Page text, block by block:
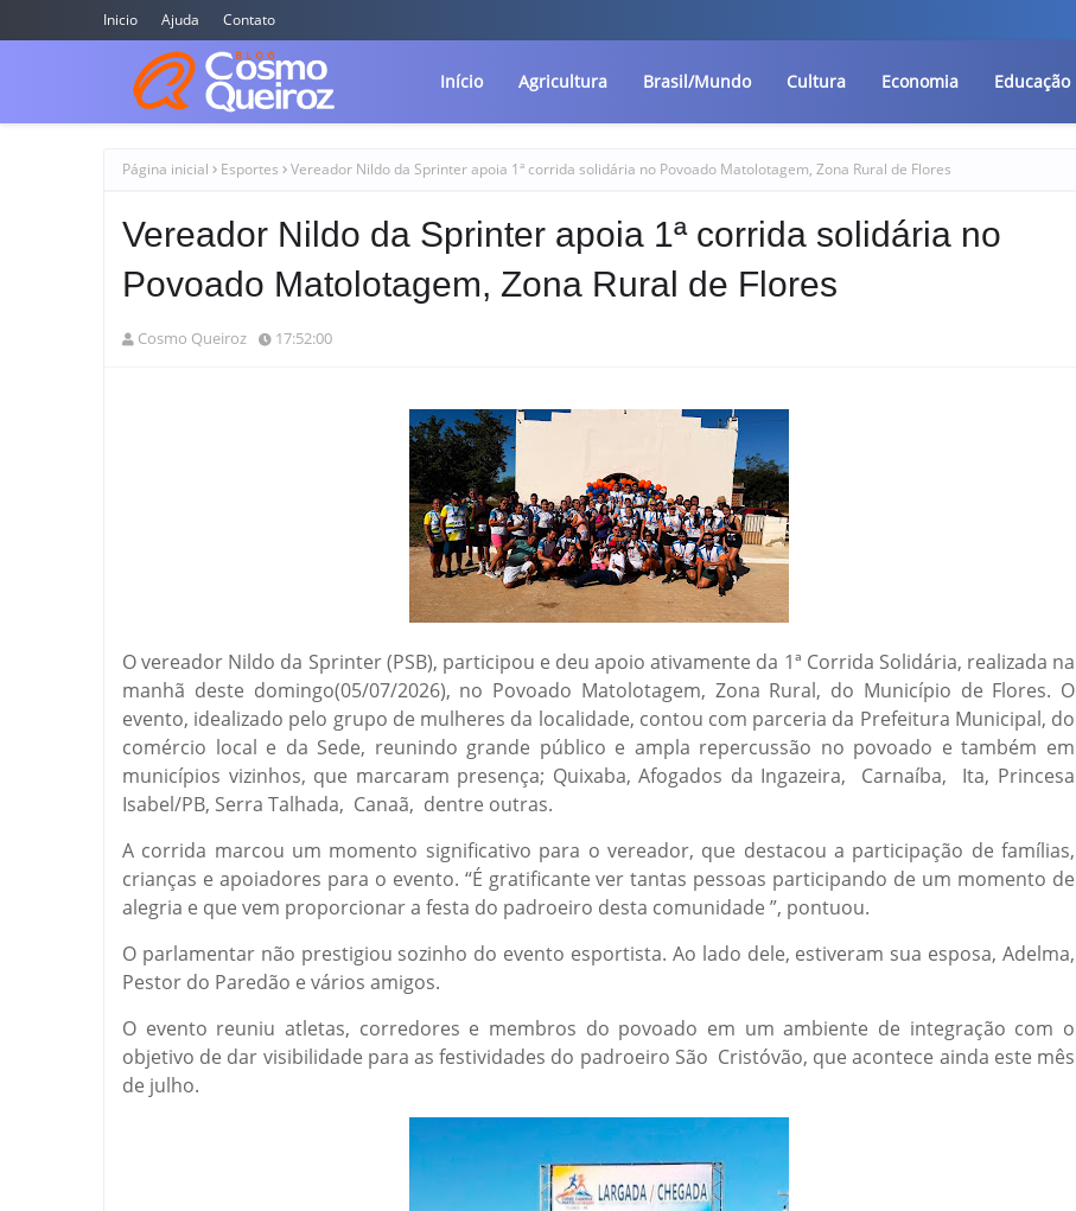
Inicio Ajuda Contato
Início Agricultura Brasil/Mundo Cultura Economia Educação
Página inicial Esportes Vereador Nildo da Sprinter apoia 1ª corrida solidária no Povoado Matolotagem, Zona Rural de Flores
Vereador Nildo da Sprinter apoia 1ª corrida solidária no
Povoado Matolotagem, Zona Rural de Flores
Cosmo Queiroz 17:52:00
O vereador Nildo da Sprinter (PSB), participou e deu apoio ativamente da 1ª Corrida Solidária, realizada na
manhã deste domingo(05/07/2026), no Povoado Matolotagem, Zona Rural, do Município de Flores. O
evento, idealizado pelo grupo de mulheres da localidade, contou com parceria da Prefeitura Municipal, do
comércio local e da Sede, reunindo grande público e ampla repercussão no povoado e também em
municípios vizinhos, que marcaram presença; Quixaba, Afogados da Ingazeira, Carnaíba, Ita, Princesa
Isabel/PB, Serra Talhada, Canaã, dentre outras.
A corrida marcou um momento significativo para o vereador, que destacou a participação de famílias,
crianças e apoiadores para o evento. “É gratificante ver tantas pessoas participando de um momento de
alegria e que vem proporcionar a festa do padroeiro desta comunidade ”, pontuou.
O parlamentar não prestigiou sozinho do evento esportista. Ao lado dele, estiveram sua esposa, Adelma,
Pestor do Paredão e vários amigos.
O evento reuniu atletas, corredores e membros do povoado em um ambiente de integração com o
objetivo de dar visibilidade para as festividades do padroeiro São Cristóvão, que acontece ainda este mês
de julho.